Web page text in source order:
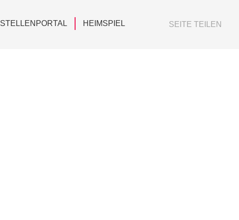
SEITE TEILEN
STELLENPORTAL HEIMSPIEL